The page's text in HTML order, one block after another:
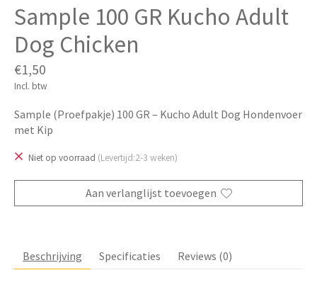
Sample 100 GR Kucho Adult
Dog Chicken
€1,50
Incl. btw
Sample (Proefpakje) 100 GR – Kucho Adult Dog Hondenvoer
met Kip
Niet op voorraad (Levertijd:2-3 weken)
Aan verlanglijst toevoegen
Beschrijving Specificaties Reviews (0)